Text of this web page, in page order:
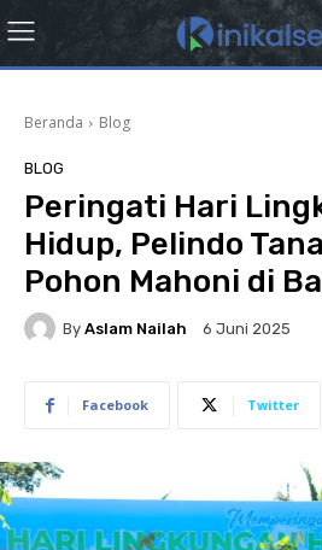
Beranda Blog
BLOG
Peringati Hari
Hidup, Pelindo
Pohon Mahoni di
By Aslam Nailah 6 Juni 2025
Facebook Twitter